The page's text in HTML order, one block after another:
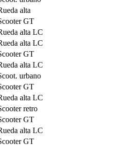
alta
GT
alta LC
alta LC
GT
alta LC
urbano
GT
alta LC
retro
GT
alta LC
GT